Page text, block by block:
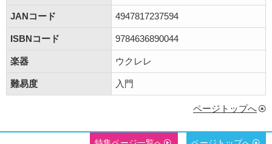
JANコード 4947817237594
ISBNコード 9784636890044
楽器 ウクレレ
難易度 入門
ページトップへ